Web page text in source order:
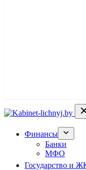
Финансы
Банки
МФО
Государство и